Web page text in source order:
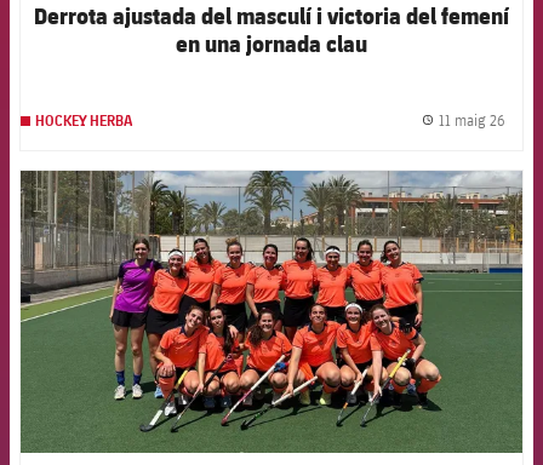
Derrota ajustada del masculí i victoria del femení
en una jornada clau
HOCKEY HERBA 11 maig 26
FCB Barcelona badge